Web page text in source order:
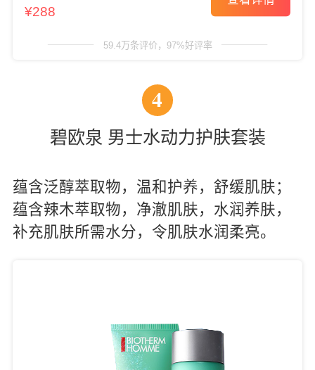
¥288
59.4万条评价，97%好评率
4
碧欧泉 男士水动力护肤套装
蕴含泛醇萃取物，温和护养，舒缓肌肤；
蕴含辣木萃取物，净澈肌肤，水润养肤，
补充肌肤所需水分，令肌肤水润柔亮。